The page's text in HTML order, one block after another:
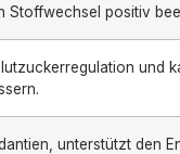
Stoffwechsel positiv
und
unterstützt den